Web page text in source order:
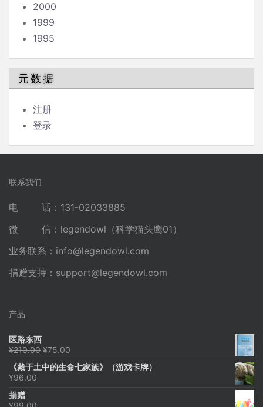
2000
1999
1995
元数据
注册
登录
联系我们
电 话：131-02033885
微 信：legendowl（科学猫头鹰01）
业务联系： info@legendowl.com
捐赠支持： support@legendowl.com
产品
医路东西
¥210.00 原
为：
¥75.00
价
《藏于土中的生命七家族》（游戏卡牌）
¥96.00
捐赠